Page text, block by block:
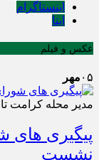
اینستاگرام
ایتا
عکس و فیلم
۰۵ مهر
مدیر محله کرامت
پیگیری های
نشست